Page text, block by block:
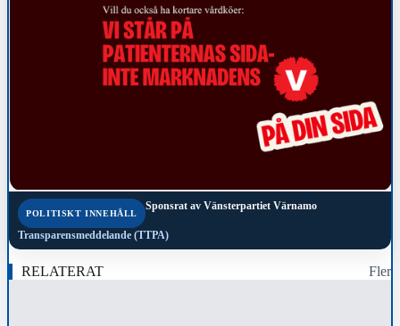
POLITISKT INNEHÅLL
Sponsrat av Vänsterpartiet Värnamo
Transparensmeddelande (TTPA)
RELATERAT Fler